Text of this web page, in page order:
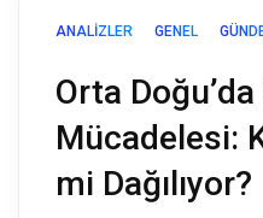
ANALIZLER GENEL
Orta
Mücadelesi:
mi Dağılıyor?